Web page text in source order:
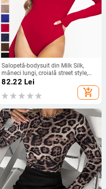
Salopetă-bodysuit din Milk Silk,
mâneci lungi, croială street style,
talie mid-rise, lungime pantaloni trei
82.22 Lei
add_shopping_cart